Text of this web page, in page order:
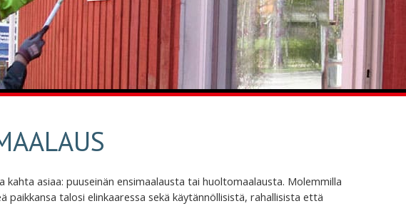
kahta asiaa: puuseinän ensimaalausta tai huoltomaalausta. Molemmilla
paikkansa talosi elinkaaressa sekä käytännöllisistä, rahallisista että